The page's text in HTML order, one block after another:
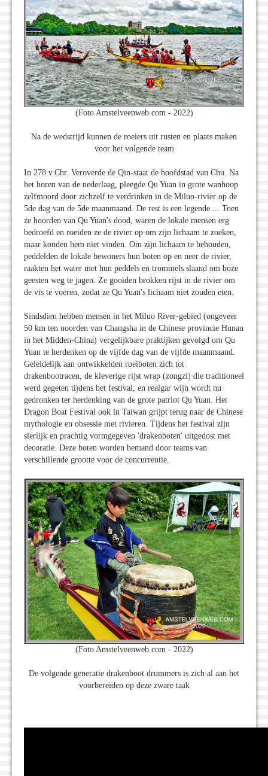
(Foto Amstelveenweb.com - 2022)
Na de wedstrijd kunnen de roeiers uit rusten en plaats maken
voor het volgende team
In 278 v.Chr. Veroverde de Qin-staat de hoofdstad van Chu. Na
het horen van de nederlaag, pleegde Qu Yuan in grote wanhoop
zelfmoord door zichzelf te verdrinken in de Miluo-rivier op de
5de dag van de 5de maanmaand. De rest is een legende ... Toen
ze hoorden van Qu Yuan's dood, waren de lokale mensen erg
bedroefd en roeiden ze de rivier op om zijn lichaam te zoeken,
maar konden hem niet vinden. Om zijn lichaam te behouden,
peddelden de lokale bewoners hun boten op en neer de rivier,
raakten het water met hun peddels en trommels slaand om boze
geesten weg te jagen. Ze gooiden brokken rijst in de rivier om
de vis te voeren, zodat ze Qu Yuan's lichaam niet zouden eten.
Sindsdien hebben mensen in het Miluo River-gebied (ongeveer
50 km ten noorden van Changsha in de Chinese provincie Hunan
in het Midden-China) vergelijkbare praktijken gevolgd om Qu
Yuan te herdenken op de vijfde dag van de vijfde maanmaand.
Geleidelijk aan ontwikkelden roeiboten zich tot
drakenbootracen, de kleverige rijst wrap (zongzi) die traditioneel
werd gegeten tijdens het festival, en realgar wijn wordt nu
gedronken ter herdenking van de grote patriot Qu Yuan. Het
Dragon Boat Festival ook in Taiwan grijpt terug naar de Chinese
mythologie en obsessie met rivieren. Tijdens het festival zijn
sierlijk en prachtig vormgegeven 'drakenboten' uitgedost met
decoratie. Deze boten worden bemand door teams van
verschillende grootte voor de concurrentie.
(Foto Amstelveenweb.com - 2022)
De volgende generatie drakenboot drummers is zich al aan het
voorbereiden op deze zware taak